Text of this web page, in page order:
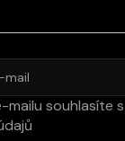
mailu souhlasíte s